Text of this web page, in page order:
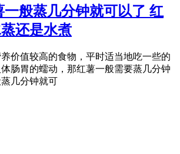
一般蒸几分钟就可以了 红
还是水煮
价值较高的食物，平时适当地吃一些的
肠胃的蠕动，那红薯一般需要蒸几分钟
几分钟就可